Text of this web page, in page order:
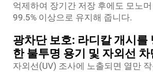
억제하여 장기간 저장 후에도 모노
99.5% 이상으로 유지해 줍니다.
광차단 보호: 라디칼 개시를
한 불투명 용기 및 자외선
자외선(UV) 조사에 노출되면 열만